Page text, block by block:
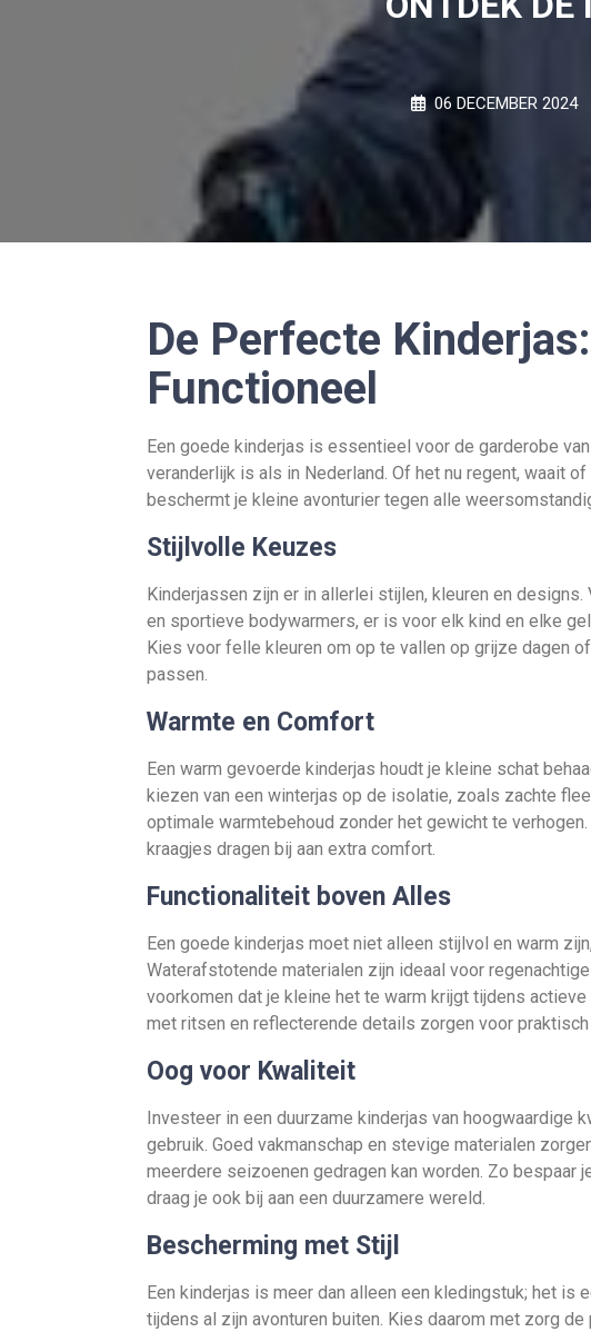
06 DECEMBER 2024
De Perfecte
Functioneel
Een goede kinderjas is essentieel voor de garderobe
veranderlijk is als in Nederland. Of het nu regent, waait
beschermt je kleine avonturier tegen alle
Stijlvolle Keuzes
Kinderjassen zijn er in allerlei stijlen, kleuren en
en sportieve bodywarmers, er is voor elk kind en elke
Kies voor felle kleuren om op te vallen op grijze dagen
passen.
Warmte en Comfort
Een warm gevoerde kinderjas houdt je kleine schat
kiezen van een winterjas op de isolatie, zoals zachte
optimale warmtebehoud zonder het gewicht te
kraagjes dragen bij aan extra comfort.
Functionaliteit boven Alles
Een goede kinderjas moet niet alleen stijlvol en warm
Waterafstotende materialen zijn ideaal voor
voorkomen dat je kleine het te warm krijgt tijdens
met ritsen en reflecterende details zorgen voor
Oog voor Kwaliteit
Investeer in een duurzame kinderjas van hoogwaardige
gebruik. Goed vakmanschap en stevige materialen
meerdere seizoenen gedragen kan worden. Zo bespaar
draag je ook bij aan een duurzamere wereld.
Bescherming met Stijl
Een kinderjas is meer dan alleen een kledingstuk; het is
tijdens al zijn avonturen buiten. Kies daarom met zorg